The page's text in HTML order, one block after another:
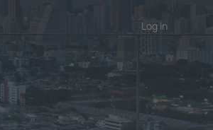
Log in